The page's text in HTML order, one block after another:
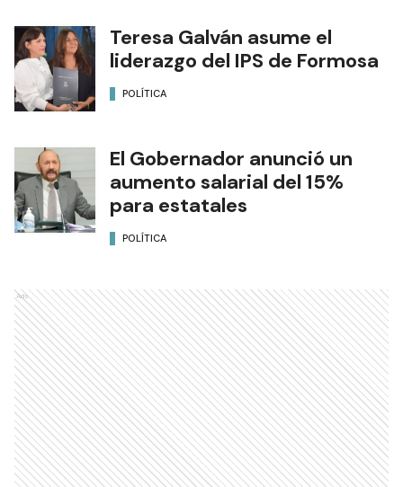
Teresa Galván asume el
liderazgo del IPS de Formosa
POLÍTICA
El Gobernador anunció un
aumento salarial del 15%
para estatales
POLÍTICA
Ads